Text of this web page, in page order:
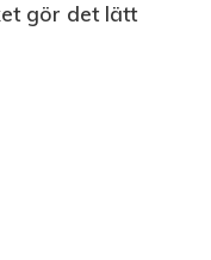
gör det lätt